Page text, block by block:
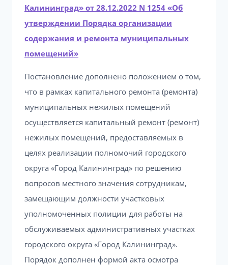
Калининград» от 28.12.2022 N 1254 «Об
утверждении Порядка организации
содержания и ремонта муниципальных
помещений»
Постановление дополнено положением о том,
что в рамках капитального ремонта (ремонта)
муниципальных нежилых помещений
осуществляется капитальный ремонт (ремонт)
нежилых помещений, предоставляемых в
целях реализации полномочий городского
округа «Город Калининград» по решению
вопросов местного значения сотрудникам,
замещающим должности участковых
уполномоченных полиции для работы на
обслуживаемых административных участках
городского округа «Город Калининград».
Порядок дополнен формой акта осмотра